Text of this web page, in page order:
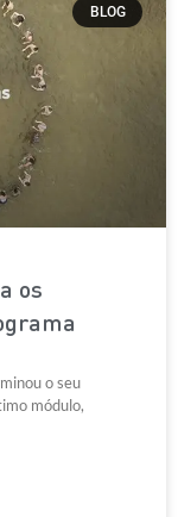
BLOG
os
o seu
módulo,